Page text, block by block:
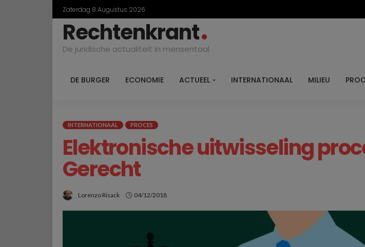
Zaterdag 8 Augustus 2026
Rechtenkrant
De juridische actualiteit in mensentaal
DE BURGER ECONOMIE ACTUEEL INTERNATIONAAL MILIEU
INTERNATIONAAL PROCES
Elektronische uitwisseling
Gerecht
Lorenzo Risack 04/12/2018